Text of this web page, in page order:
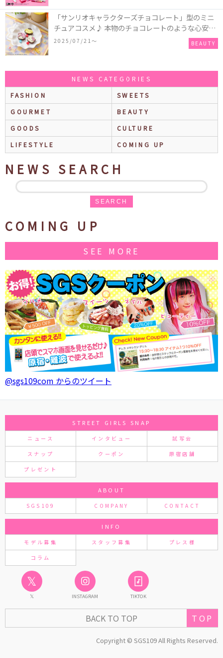
「サンリオキャラクターズチョコレート」型のミニ
チュアコスメ♪ 本物のチョコレートのような心安ら
ぐ香りの保湿バームが登場！
2025/07/21〜 BEAUTY
NEWS CATEGORIES
FASHION
SWEETS
GOURMET
BEAUTY
GOODS
CULTURE
LIFESTYLE
COMING UP
NEWS SEARCH
SEARCH
COMING UP
SEE MORE
@sgs109com からのツイート
STREET GIRLS SNAP
ニュース インタビュー 試写会
スナップ クーポン 原宿店舗
プレゼント
ABOUT
SGS109 COMPANY CONTACT
INFO
モデル募集 スタッフ募集 プレス様
コラム
𝕏
𝕏 INSTAGRAM TIKTOK
BACK TO TOP
Copyright © SGS109 All Rights Reserved.
TOP